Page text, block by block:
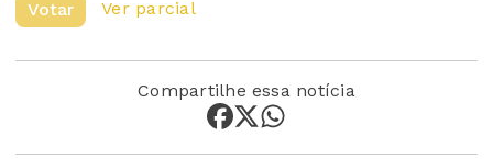
Votar
Ver parcial
Compartilhe essa notícia